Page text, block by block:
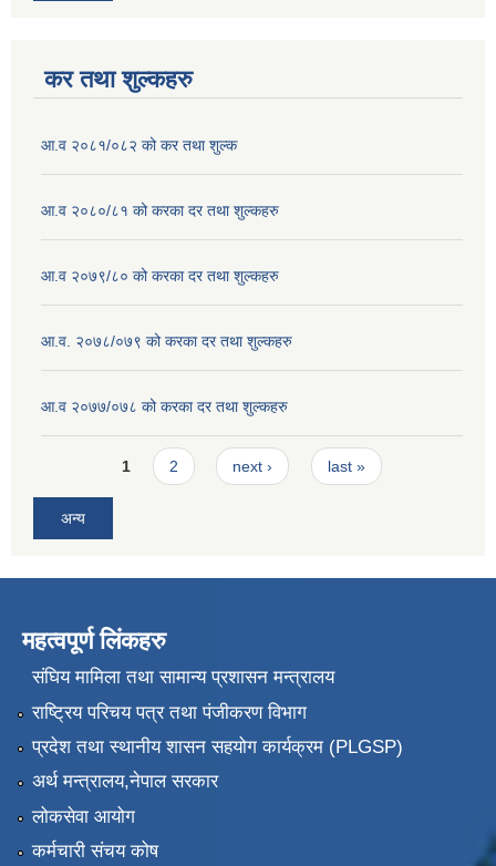
कर तथा शुल्कहरु
आ.व २०८१/०८२ को कर तथा शुल्क
आ.व २०८०/८१ को करका दर तथा शुल्कहरु
आ.व २०७९/८० को करका दर तथा शुल्कहरु
आ.व. २०७८/०७९ को करका दर तथा शुल्कहरु
आ.व २०७७/०७८ को करका दर तथा शुल्कहरु
Pages1 2 next › last »
अन्य
महत्वपूर्ण लिंकहरु
संघिय मामिला तथा सामान्य प्रशासन मन्त्रालय
राष्ट्रिय परिचय पत्र तथा पंजीकरण विभाग
प्रदेश तथा स्थानीय शासन सहयोग कार्यक्रम (PLGSP)
अर्थ मन्त्रालय,नेपाल सरकार
लोकसेवा आयोग
कर्मचारी संचय कोष